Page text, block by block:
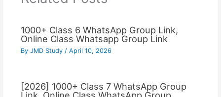
1000+ Class 6 WhatsApp Group Link,
Online Class Whatsapp Group Link
By JMD Study / April 10, 2026
[2026] 1000+ Class 7 WhatsApp Group